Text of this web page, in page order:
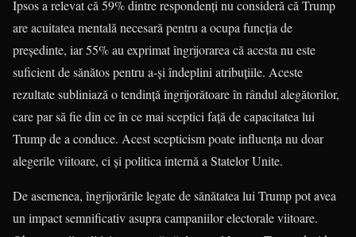
Ipsos a relevat că 59% dintre respondenți nu consideră că Trump
are acuitatea mentală necesară pentru a ocupa funcția de
președinte, iar 55% au exprimat îngrijorarea că acesta nu este
suficient de sănătos pentru a-și îndeplini atribuțiile. Aceste
rezultate subliniază o tendință îngrijorătoare în rândul alegătorilor,
care par să fie din ce în ce mai sceptici față de capacitatea lui
Trump de a conduce. Acest scepticism poate influența nu doar
alegerile viitoare, ci și politica internă a Statelor Unite.
De asemenea, îngrijorările legate de sănătatea lui Trump pot avea
un impact semnificativ asupra campaniilor electorale viitoare.